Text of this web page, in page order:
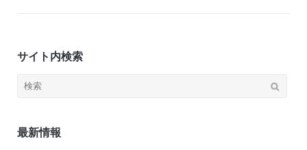
ョ
ン
サイト内検索
検
最新情報